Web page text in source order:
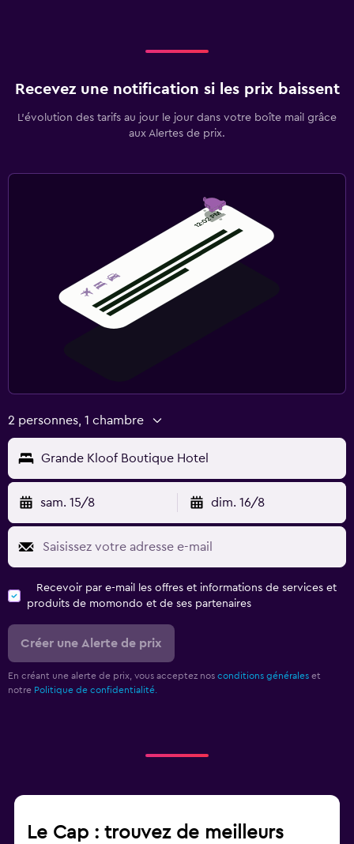
Recevez une notification si les prix baissent
L’évolution des tarifs au jour le jour dans votre boîte mail grâce
aux Alertes de prix.
2 personnes, 1 chambre
Grande Kloof Boutique Hotel
sam. 15/8 dim. 16/8
Recevoir par e-mail les offres et informations de services et
produits de momondo et de ses partenaires
Créer une Alerte de prix
En créant une alerte de prix, vous acceptez nos conditions générales et
notre Politique de confidentialité.
Le Cap : trouvez de meilleurs